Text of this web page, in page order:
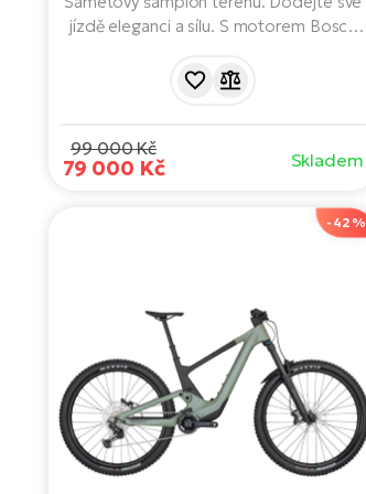
jízdě eleganci a sílu. S motorem Bosch
kapacitou 750 Wh, předním i zadním
99 000 Kč
79 000 Kč Skladem
-42 %